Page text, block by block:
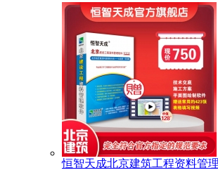
恒智天成北京建筑工程资料管